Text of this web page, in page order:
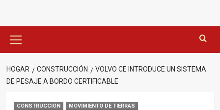
principal
HOGAR CONSTRUCCIÓN
VOLVO CE INTRODUCE UN SISTEMA
DE PESAJE A BORDO CERTIFICABLE
CONSTRUCCIÓN MOVIMIENTO DE TIERRAS